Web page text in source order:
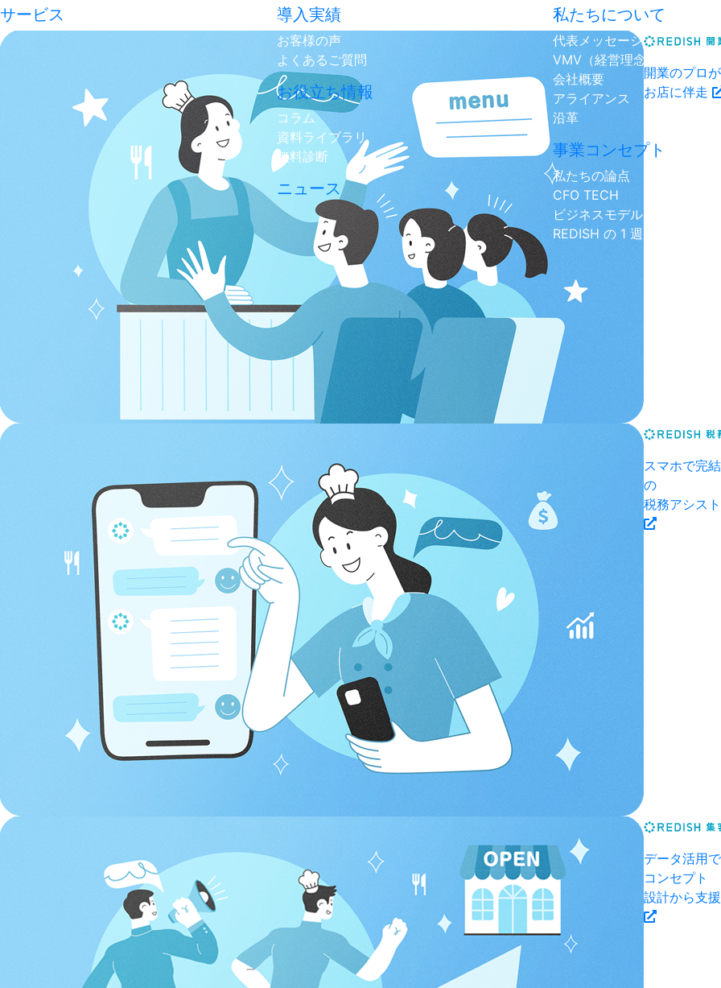
サービス
開業のプロが
お店に伴走
スマホで完結
の
税務アシスト
データ活用で
コンセプト
設計から支援
導入実績
お客様の声
よくあるご質問
お役立ち情報
コラム
資料ライブラリ
無料診断
ニュース
私たちについて
代表メッセージ
VMV（経営理念）
会社概要
アライアンス
沿革
事業コンセプト
私たちの論点
CFO TECH
ビジネスモデル
REDISH の 1 週間